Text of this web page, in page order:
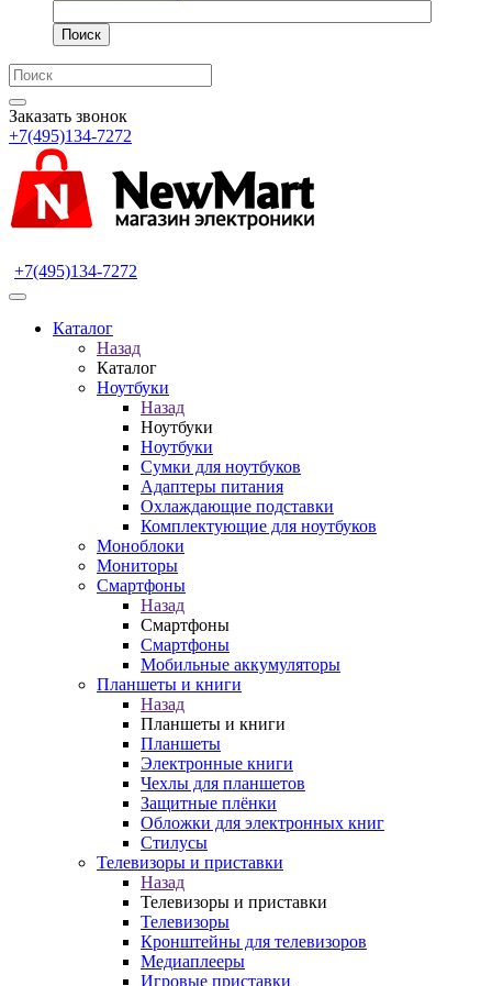
Поиск
Заказать звонок
+7(495)134-7272
+7(495)134-7272
Каталог
Назад
Каталог
Ноутбуки
Назад
Ноутбуки
Ноутбуки
Сумки для ноутбуков
Адаптеры питания
Охлаждающие подставки
Комплектующие для ноутбуков
Моноблоки
Мониторы
Смартфоны
Назад
Смартфоны
Смартфоны
Мобильные аккумуляторы
Планшеты и книги
Назад
Планшеты и книги
Планшеты
Электронные книги
Чехлы для планшетов
Защитные плёнки
Обложки для электронных книг
Стилусы
Телевизоры и приставки
Назад
Телевизоры и приставки
Телевизоры
Кронштейны для телевизоров
Медиаплееры
Игровые приставки